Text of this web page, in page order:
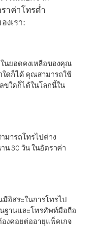
าค่าโทรต่ำ
งเรา:
ในยอดคงเหลือของคุณ
ใดก็ได้ คุณสามารถใช้
ขใดก็ได้ในโลกนี้ใน
มารถโทรไปต่าง
น 30 วัน ในอัตราค่า
อิสระในการโทรไป
ฐานและโทรศัพท์มือถือ
งคอยต่ออายุแพ็คเกจ